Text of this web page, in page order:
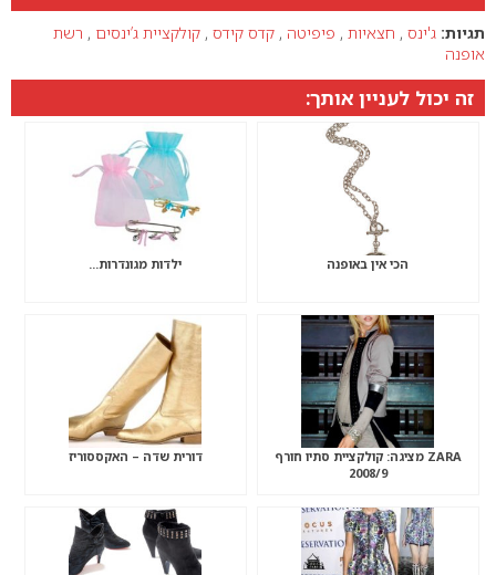
תגיות: ג'ינס , חצאיות , פיפיטה , קדס קידס , קולקציית ג’ינסים , רשת
אופנה
זה יכול לעניין אותך:
הכי אין באופנה ילדות מגונדרות…
ZARA מציגה: קולקציית סתיו חורף
2008/9
דורית שדה – האקססוריז